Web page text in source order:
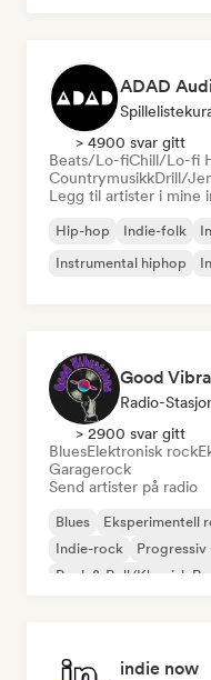
ADAD
> 4900 svar gitt
Beats/Lo-fiChill/Lo-fi
CountrymusikkDrill/
Legg til artister i mine
Hip-hop Indie-folk
Instrumental hiphop
Good
Radio-
> 2900 svar gitt
BluesElektronisk rock
Garagerock
Send artister på radio
Blues Eksperimentell
Indie-rock
Progressiv
Rock & Roll/Klassisk
indie now